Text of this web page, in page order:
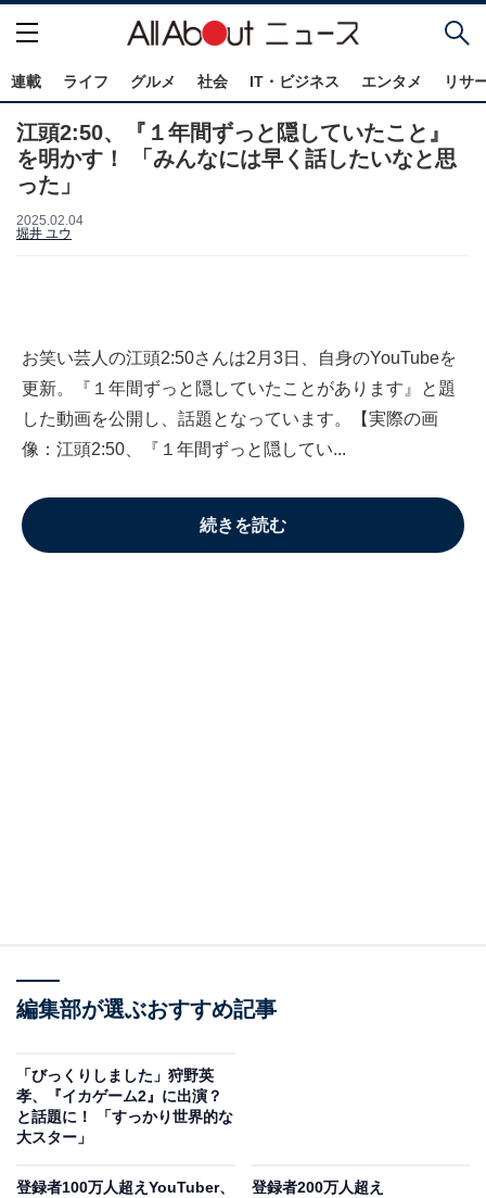
連載 ライフ グルメ 社会 IT・ビジネス エンタメ リサ
江頭2:50、『１年間ずっと隠していたこと』
を明かす！ 「みんなには早く話したいなと思
った」
2025.02.04
堀井 ユウ
お笑い芸人の江頭2:50さんは2月3日、自身のYouTubeを
更新。『１年間ずっと隠していたことがあります』と題
した動画を公開し、話題となっています。【実際の画
像：江頭2:50、『１年間ずっと隠してい...
続きを読む
編集部が選ぶおすすめ記事
「びっくりしました」狩野英
孝、『イカゲーム2』に出演？
と話題に！ 「すっかり世界的な
大スター」
登録者100万人超えYouTuber、
登録者200万人超え